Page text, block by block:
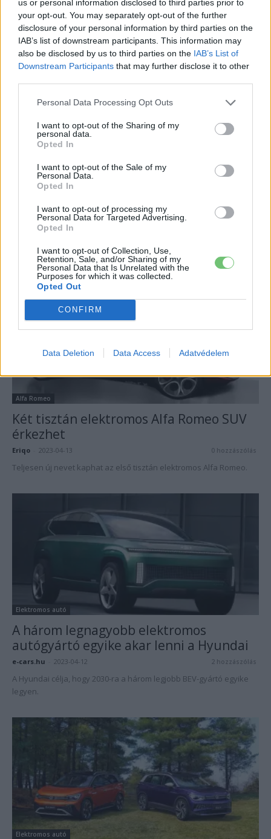
us or personal information disclosed to third parties prior to
your opt-out. You may separately opt-out of the further
disclosure of your personal information by third parties on the
IAB’s list of downstream participants. This information may
also be disclosed by us to third parties on the IAB’s List of
Downstream Participants that may further disclose it to other
Personal Data Processing Opt Outs
I want to opt-out of the Sharing of my
personal data.
Opted In
I want to opt-out of the Sale of my
Personal Data.
Opted In
I want to opt-out of processing my
Personal Data for Targeted Advertising.
Opted In
I want to opt-out of Collection, Use,
Retention, Sale, and/or Sharing of my
Personal Data that Is Unrelated with the
Purposes for which it was collected.
Opted Out
CONFIRM
Data Deletion Data Access Adatvédelem
Eriqo - 2023-04-28 0 hozzászólás
Számos márka után a Kia és a Honda is több elektromos autót
adna el.
Elektromos autó
Hat új, tisztán elektromos Skoda modell
érkezik 2026-ig
A hatból négy teljesen új, tisztán elektromos modell lesz.
Alfa Romeo
Két tisztán elektromos Alfa Romeo SUV
érkezhet
Eriqo 2023-04-13 0 hozzászólás
Teljesen új nevet kaphat az első tisztán elektromos Alfa Romeo.
Elektromos autó
A három legnagyobb elektromos
autógyártó egyike akar lenni a Hyundai
e-cars.hu 2023-04-12 2 hozzászólás
A Hyundai célja, hogy 2030-ra a három legjobb BEV-gyártó egyike
legyen.
Elektromos autó